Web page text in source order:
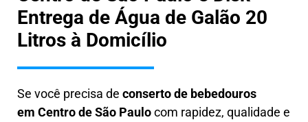
Entrega de Água de Galão 20
Litros à Domicílio
Se você precisa de conserto de bebedouros
em Centro de São Paulocom rapidez, qualidade e